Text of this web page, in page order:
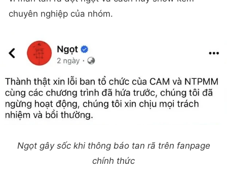
chuyên nghiệp của nhóm.
Ngọt gây sốc khi thông báo tan rã trên fanpage
chính thức